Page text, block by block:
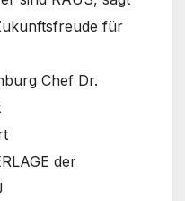
für
Chef Dr.
der